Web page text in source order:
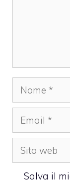
Nome
Email
Sito
web
Salva il